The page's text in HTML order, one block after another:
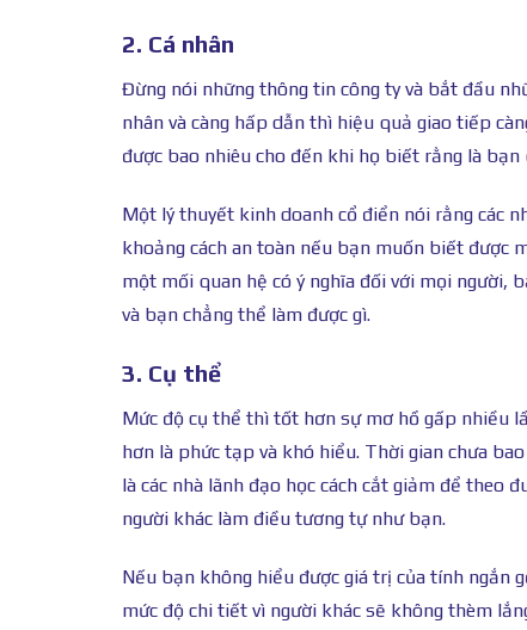
2. Cá nhân
Đừng nói những thông tin công ty và bắt đầu
nhân và càng hấp dẫn thì hiệu quả giao tiếp
được bao nhiêu cho đến khi họ biết rằng là bạn
Một lý thuyết kinh doanh cổ điển nói rằng các
khoảng cách an toàn nếu bạn muốn biết được
một mối quan hệ có ý nghĩa đối với mọi người,
và bạn chẳng thể làm được gì.
3. Cụ thể
Mức độ cụ thể thì tốt hơn sự mơ hồ gấp nhiều
hơn là phức tạp và khó hiểu. Thời gian chưa
là các nhà lãnh đạo học cách cắt giảm để theo
người khác làm điều tương tự như bạn.
Nếu bạn không hiểu được giá trị của tính ngắn
mức độ chi tiết vì người khác sẽ không thèm